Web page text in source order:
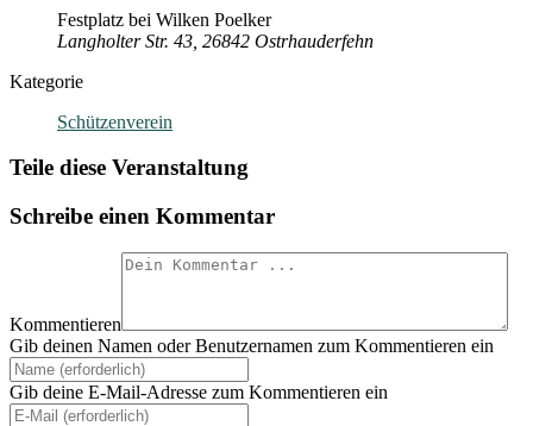
Festplatz bei Wilken Poelker
Langholter Str. 43, 26842 Ostrhauderfehn
Kategorie
Schützenverein
Teile diese Veranstaltung
Schreibe einen Kommentar
Kommentieren
Gib deinen Namen oder Benutzernamen zum Kommentieren ein
Gib deine E-Mail-Adresse zum Kommentieren ein